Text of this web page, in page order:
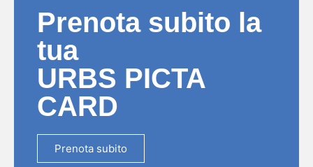
Prenota subito la
tua
URBS PICTA
CARD
Prenota subito